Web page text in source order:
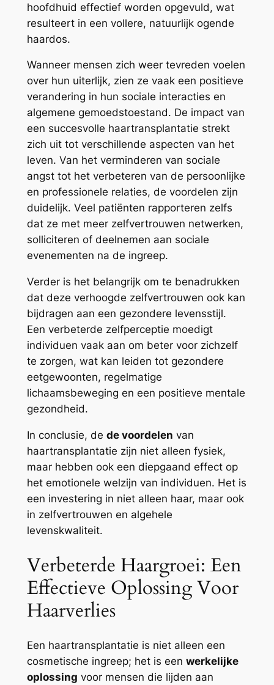
hoofdhuid effectief worden opgevuld, wat
resulteert in een vollere, natuurlijk ogende
haardos.
Wanneer mensen zich weer tevreden voelen
over hun uiterlijk, zien ze vaak een positieve
verandering in hun sociale interacties en
algemene gemoedstoestand. De impact van
een succesvolle haartransplantatie strekt
zich uit tot verschillende aspecten van het
leven. Van het verminderen van sociale
angst tot het verbeteren van de persoonlijke
en professionele relaties, de voordelen zijn
duidelijk. Veel patiënten rapporteren zelfs
dat ze met meer zelfvertrouwen netwerken,
solliciteren of deelnemen aan sociale
evenementen na de ingreep.
Verder is het belangrijk om te benadrukken
dat deze verhoogde zelfvertrouwen ook kan
bijdragen aan een gezondere levensstijl.
Een verbeterde zelfperceptie moedigt
individuen vaak aan om beter voor zichzelf
te zorgen, wat kan leiden tot gezondere
eetgewoonten, regelmatige
lichaamsbeweging en een positieve mentale
gezondheid.
In conclusie, de de voordelen van
haartransplantatie zijn niet alleen fysiek,
maar hebben ook een diepgaand effect op
het emotionele welzijn van individuen. Het is
een investering in niet alleen haar, maar ook
in zelfvertrouwen en algehele
levenskwaliteit.
Verbeterde Haargroei: Een
Effectieve Oplossing Voor
Haarverlies
Een haartransplantatie is niet alleen een
cosmetische ingreep; het is een werkelijke
oplossing voor mensen die lijden aan